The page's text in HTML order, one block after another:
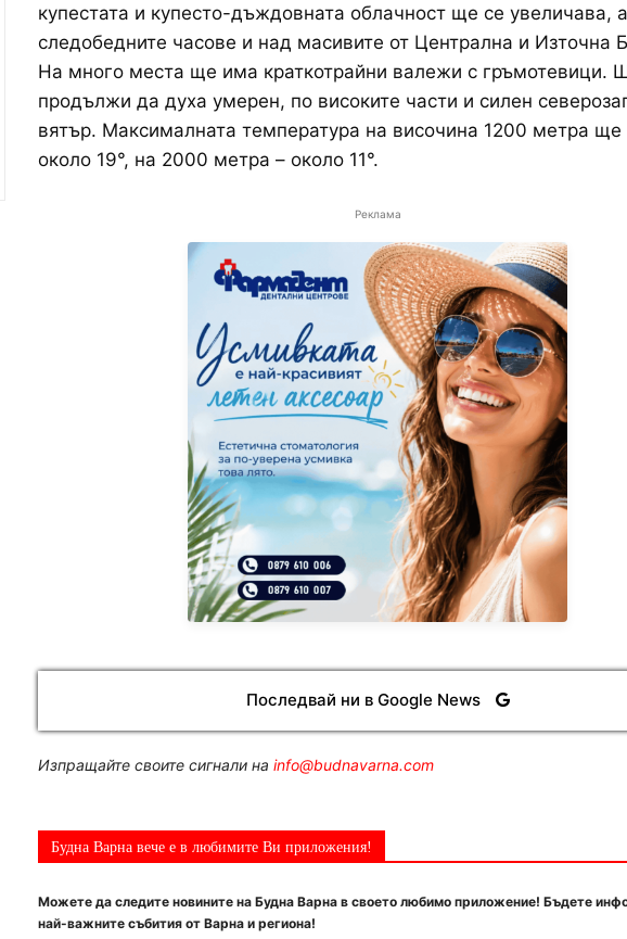
купестата и купесто-дъждовната облачност ще се увеличава,
следобедните часове и над масивите от Централна и Източна
На много места ще има краткотрайни валежи с гръмотевици.
продължи да духа умерен, по високите части и силен
вятър. Максималната температура на височина 1200 метра ще
около 19°, на 2000 метра – около 11°.
Реклама
Последвай ни в Google News
Изпращайте своите сигнали на info@budnavarna.com
Будна Варна вече е в любимите Ви приложения!
Можете да следите новините на Будна Варна в своето любимо приложение! Бъдете
най-важните събития от Варна и региона!